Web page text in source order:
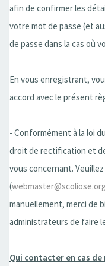
afin de confirmer les
votre mot de passe (et
de passe dans la cas où
En vous enregistrant,
accord avec le présent
- Conformément à la loi
droit de rectification et
vous concernant.
(webmaster@scoliose.org
manuellement, merci de
administrateurs de faire
Qui contacter en cas de